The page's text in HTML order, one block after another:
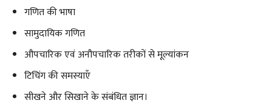
गणित की भाषा
सामुदायिक गणित
औपचारिक एवं अनौपचारिक तरीकों से मूल्यांकन
टिचिंग की समस्याएँ
सीखने और सिखाने के संबंधित ज्ञान।